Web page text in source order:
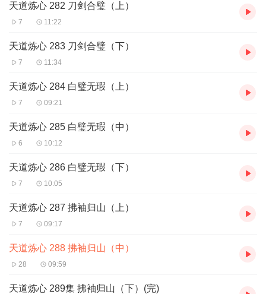
天道炼心 282 刀剑合璧（上）
7 11:22
天道炼心 283 刀剑合璧（下）
7 11:34
天道炼心 284 白璧无瑕（上）
7 09:21
天道炼心 285 白璧无瑕（中）
6 10:12
天道炼心 286 白璧无瑕（下）
7 10:05
天道炼心 287 拂袖归山（上）
7 09:17
天道炼心 288 拂袖归山（中）
28 09:59
天道炼心 289集 拂袖归山（下）(完)